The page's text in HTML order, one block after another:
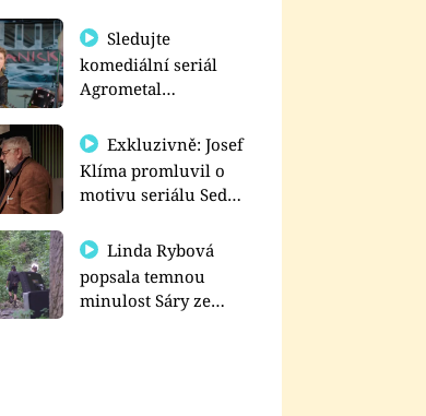
Sledujte
komediální seriál
Agrometal
prima+
Exkluzivně: Josef
Klíma promluvil o
motivu seriálu Sedm
Linda Rybová
popsala temnou
minulost Sáry ze